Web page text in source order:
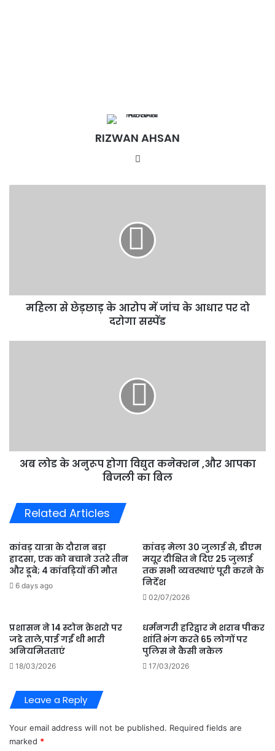
RIZWAN AHSAN
आधार
महिला से छेड़छाड़ के आरोप में जांच के आधार पर दो
दरोगा सस्पेंड
आपका
बिजलीअब लोड के अनुरूप होगा विद्युत कनेक्शन ,और आपका
बिजली का बिल
Related Articles
कांवड़ यात्रा के दौरान बड़ा
हादसा, एक को बचाने उतरे तीन
और डूबे; 4 कांवड़ियों की मौत
6 days ago
कांवड़ मेला 30 जुलाई से, डीएम
मयूर दीक्षित ने दिए 25 जुलाई
तक सभी व्यवस्थाएं पूरी करने के
निर्देश
02/07/2026
प्रशासन ने 14 स्टोन क्रेशरो पर
जडे ताले,पाई गईं थी भारी
अनियमितताएं
18/03/2026
धर्मनगरी हरिद्वार मे शराब पीकर
शांति भंग करते 65 लोगों पर
पुलिस ने कैसी नकेल
17/03/2026
Leave a Reply
Your email address will not be published. Required fields are
marked *